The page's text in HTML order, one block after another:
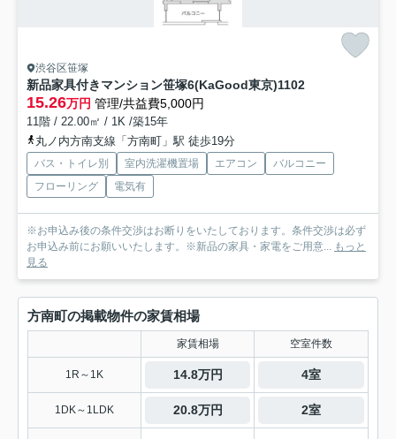
渋谷区笹塚
新品家具付きマンション笹塚6(KaGood東京)1102
15.26万円 管理/共益費5,000円
11階 / 22.00㎡ / 1K /築15年
丸ノ内方南支線「方南町」駅 徒歩19分
バス・トイレ別 室内洗濯機置場 エアコン
バルコニー
フローリング
電気有
※お申込み後の条件交渉はお断りをいたしております。条件交渉は必ず
お申込み前にお願いいたします。※新品の家具・家電をご用意... もっと
見る
方南町の掲載物件の家賃相場
家賃相場 空室件数
1R～1K 14.8万円 4室
1DK～1LDK 20.8万円 2室